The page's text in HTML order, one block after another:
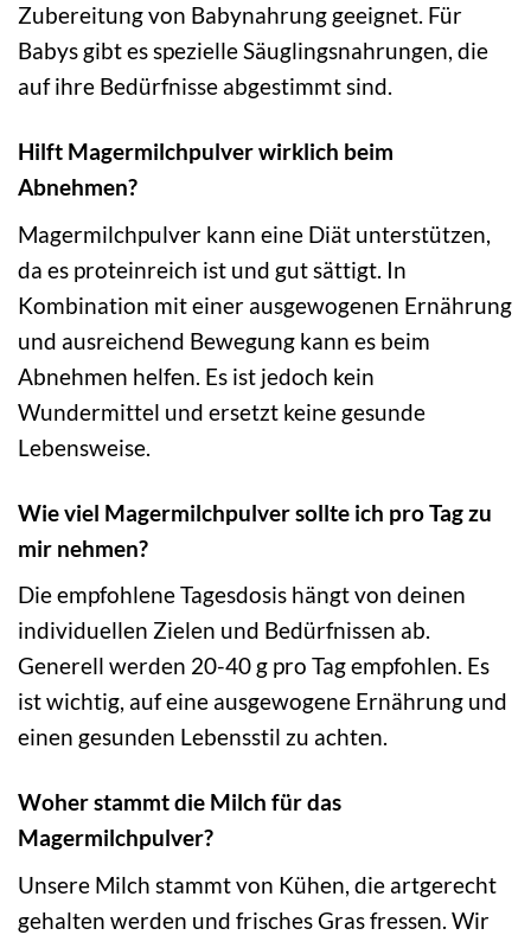
Zubereitung von Babynahrung geeignet. Für
Babys gibt es spezielle Säuglingsnahrungen, die
auf ihre Bedürfnisse abgestimmt sind.
Hilft Magermilchpulver wirklich beim
Abnehmen?
Magermilchpulver kann eine Diät unterstützen,
da es proteinreich ist und gut sättigt. In
Kombination mit einer ausgewogenen Ernährung
und ausreichend Bewegung kann es beim
Abnehmen helfen. Es ist jedoch kein
Wundermittel und ersetzt keine gesunde
Lebensweise.
Wie viel Magermilchpulver sollte ich pro Tag zu
mir nehmen?
Die empfohlene Tagesdosis hängt von deinen
individuellen Zielen und Bedürfnissen ab.
Generell werden 20-40 g pro Tag empfohlen. Es
ist wichtig, auf eine ausgewogene Ernährung und
einen gesunden Lebensstil zu achten.
Woher stammt die Milch für das
Magermilchpulver?
Unsere Milch stammt von Kühen, die artgerecht
gehalten werden und frisches Gras fressen. Wir